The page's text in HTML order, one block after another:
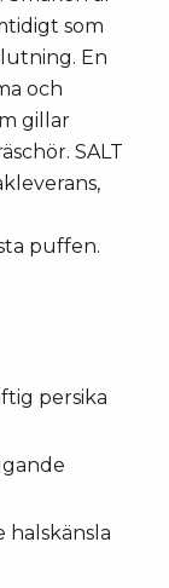
som
En
och
gillar
SALT
puffen.
persika
halskänsla